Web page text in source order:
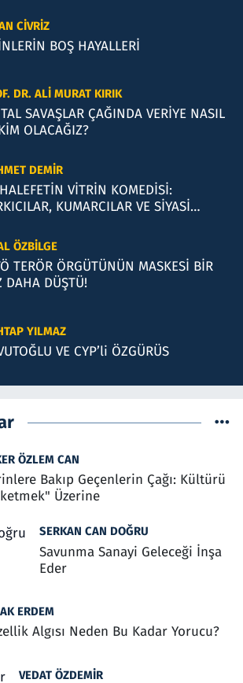
CIVRIZ
BOŞ HAYALLERİ
DR. ALI MURAT KIRIK
SAVAŞLAR ÇAĞINDA VERİYE NASIL
OLACAĞIZ?
DEMIR
VİTRİN KOMEDİSİ:
KUMARCILAR VE SİYASİ
ÖZBILGE
TERÖR ÖRGÜTÜNÜN MASKESİ BİR
DAHA DÜŞTÜ!
YILMAZ
VE CYP’li ÖZGÜRÜS
ÖZLEM CAN
Bakıp Geçenlerin Çağı: Kültürü
Üzerine
SERKAN CAN DOĞRU
Savunma Sanayi Geleceği İnşa
Eder
ERDEM
Algısı Neden Bu Kadar Yorucu?
VEDAT ÖZDEMIR